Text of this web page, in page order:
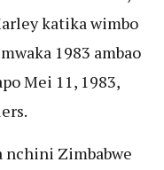
katika wimbo
1983 ambao
Mei 11, 1983,
nchini Zimbabwe